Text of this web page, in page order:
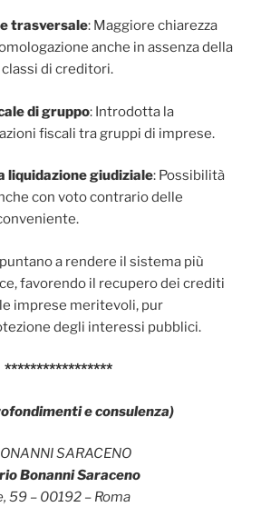
trasversale: Maggiore chiarezza
anche in assenza della
di creditori.
di gruppo: Introdotta la
fiscali tra gruppi di imprese.
liquidazione giudiziale: Possibilità
con voto contrario delle
a rendere il sistema più
favorendo il recupero dei crediti
imprese meritevoli, pur
degli interessi pubblici.
*****************
e consulenza)
SARACENO
Bonanni Saraceno
59 – 00192 – Roma